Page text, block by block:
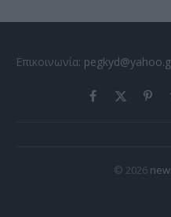
Επικοινωνία:
Facebook
X
© 2026